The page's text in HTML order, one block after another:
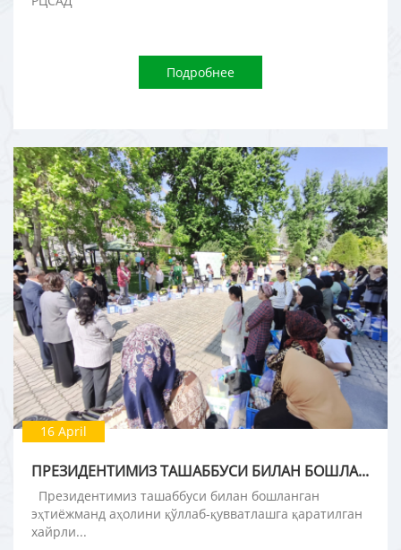
Подробнее
16 April
ПРЕЗИДЕНТИМИЗ ТАШАББУСИ БИЛАН БОШЛАНГАН ЭҲТИЁЖМАНД АҲОЛИНИ ҚЎЛЛАБ-ҚУВВАТЛАШГА ҚАРАТИЛГАН ХАЙРЛИ ИШЛАР ДАВОМ ЭТМОҚДА.
Президентимиз ташаббуси билан бошланган
эҳтиёжманд аҳолини қўллаб-қувватлашга қаратилган
хайрли...